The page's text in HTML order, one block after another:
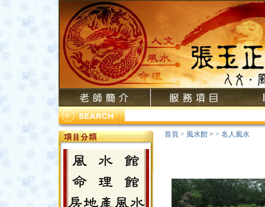
首頁 > 風水館 > > 名人風水